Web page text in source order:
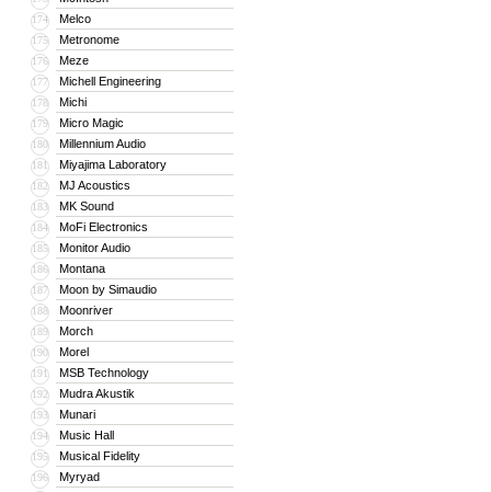
174 Melco
175 Metronome
176 Meze
177 Michell Engineering
178 Michi
179 Micro Magic
180 Millennium Audio
181 Miyajima Laboratory
182 MJ Acoustics
183 MK Sound
184 MoFi Electronics
185 Monitor Audio
186 Montana
187 Moon by Simaudio
188 Moonriver
189 Morch
190 Morel
191 MSB Technology
192 Mudra Akustik
193 Munari
194 Music Hall
195 Musical Fidelity
196 Myryad